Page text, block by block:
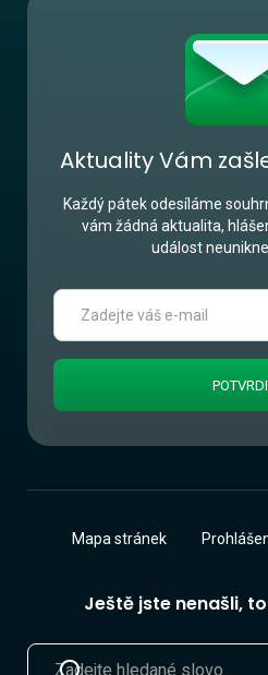
Aktuality Vám
Každý pátek odesíláme
vám žádná aktualita,
událost
Ještě jste nenašli,
Mapa stránek